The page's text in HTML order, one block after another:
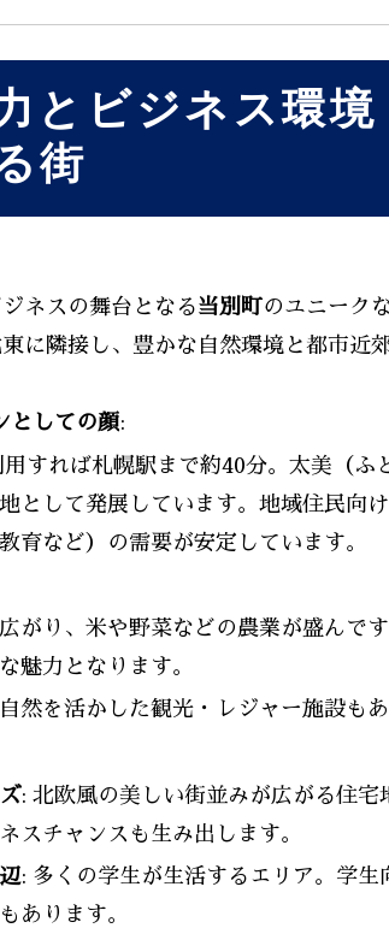
とビジネス環
街
ネスの舞台となる当別町のユニーク
に隣接し、豊かな自然環境と都市近
としての顔:
すれば札幌駅まで約40分。太美（ふ
として発展しています。地域住民向
育など）の需要が安定しています。
がり、米や野菜などの農業が盛んで
魅力となります。
然を活かした観光・レジャー施設もあ
: 北欧風の美しい街並みが広がる住
スチャンスも生み出します。
: 多くの学生が生活するエリア。学
あります。